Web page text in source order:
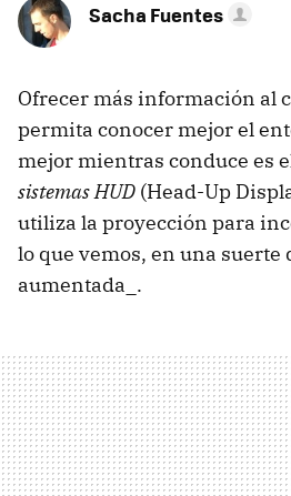
Sacha Fuentes
Ofrecer más información al
permita conocer mejor el
mejor mientras conduce es
sistemas HUD (Head-Up
utiliza la proyección para
lo que vemos, en una suerte
aumentada_.